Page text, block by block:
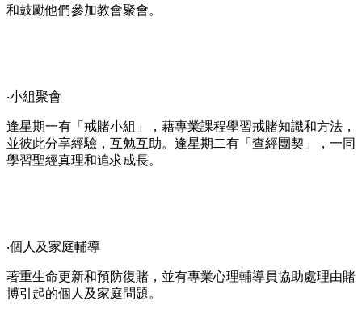
和鼓勵他們參加教會聚會。
‧小組聚會
逢星期一有「戒賭小組」，藉專業課程學習戒賭知識和方法，
並彼此分享經驗，互勉互助。逢星期二有「查經團契」，一同
學習聖經真理和追求成長。
‧個人及家庭輔導
著重生命更新和預防復賭，並有專業心理輔導員協助處理由賭
博引起的個人及家庭問題。